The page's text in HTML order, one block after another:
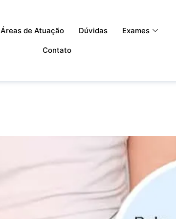
Áreas de Atuação Dúvidas Exames
Contato